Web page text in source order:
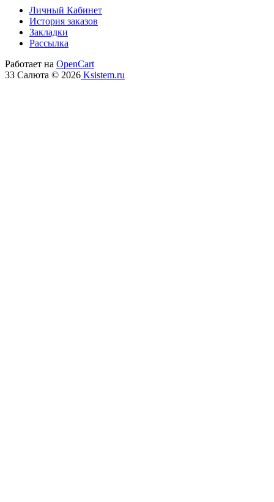
Личный Кабинет
История заказов
Закладки
Рассылка
Работает на OpenCart
33 Салюта © 2026 Ksistem.ru